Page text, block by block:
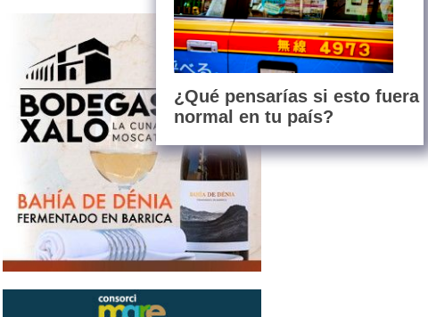
¿Qué pensarías si esto fuera
normal en tu país?